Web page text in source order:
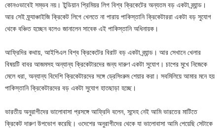
কোনওভাবেই সম্ভব নয়। ইন্ডিয়ান প্রিমিয়র লিগ বিশ্ব ক্রিকেটের অন্যতম বড় একটা ব্র্যান্ড।
আর সেই ফ্র্যাঞ্চাইজি ক্রিকেট লিগে খেলতে না পারায় পাকিস্তানি ক্রিকেটাররা একটা বড় সুযোগ
থেকে বঞ্চিত হচ্ছেন বলেও জানালেন সাবেক এই পাকিস্তানি অধিনায়ক।
আফ্রিদির কথায়, আইপিএল বিশ্ব ক্রিকেটের বিরাট বড় একটা ব্র্যান্ড। আর সেখানে খেলার
বিষয়টি বাবর আজমসহ অন্যান্য ক্রিকেটারদের জন্য দারুণ একটা সুযোগ। চাপের মুখে নিজেকে
মেলে ধরা, অন্যান্য বিদেশি ক্রিকেটারদের সঙ্গে ড্রেসিংরুম শেয়ার করা। সবমিলিয়ে আমার মনে হয়
পাকিস্তানি ক্রিকেটারদের বড় একটা সুযোগ হাতছাড়া হচ্ছে।
ভারতীয় অনুরাগীদের ভালোবাসা প্রসঙ্গে আফ্রিদি বলেন, সন্দেহ নেই আমি ভারতের মাটিতে
ক্রিকেট দারুণ উপভোগ করেছি। ওদেশের অনুরাগীদের থেকে যা ভালোবাসা আমি পেয়েছি সেটাকে